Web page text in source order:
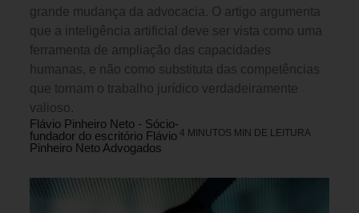
grande mudança da advocacia. O artigo argumenta
que a inteligência artificial deve ser vista como uma
ferramenta de ampliação das capacidades
humanas, e não como substituta das competências
que tornam o trabalho jurídico verdadeiramente
valioso.
Flávio Pinheiro Neto - Sócio-
fundador do escritório Flávio
Pinheiro Neto Advogados
4 MINUTOS MIN DE LEITURA